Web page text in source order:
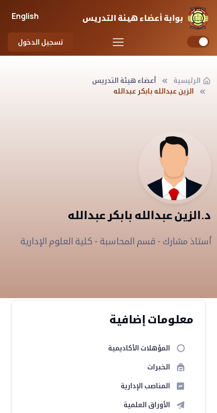
بوابة أعضاء هيئة التدريس English
تسجيل الدخول
الرئيسية
أعضاء هيئة التدريس
الزين عبدالله بابكر عبدالله
د.الزين عبدالله بابكر عبدالله
أستاذ مشارك - قسم المحاسبة - كلية العلوم الإدارية
معلومات إضافية
المؤهلات الأكاديمية
الخبرات
المناصب الإدارية
الأوراق العلمية